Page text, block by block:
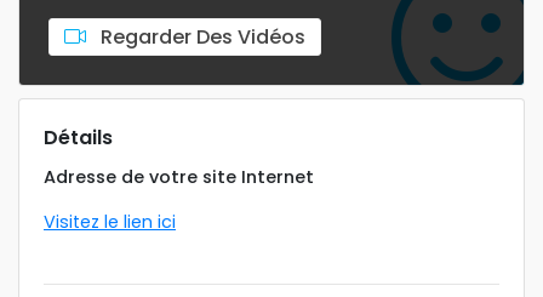
Regarder Des Vidéos
Détails
Adresse de votre site Internet
Visitez le lien ici